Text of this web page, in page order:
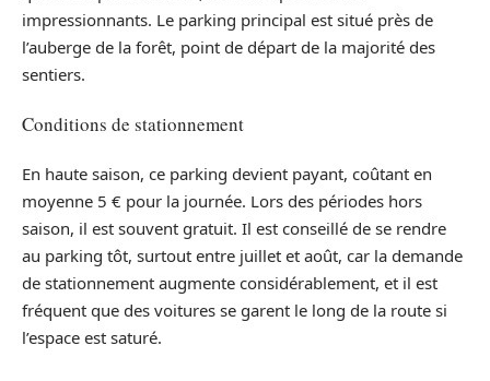
impressionnants. Le parking principal est situé près de
l’auberge de la forêt, point de départ de la majorité des
sentiers.
Conditions de stationnement
En haute saison, ce parking devient payant, coûtant en
moyenne 5 € pour la journée. Lors des périodes hors
saison, il est souvent gratuit. Il est conseillé de se rendre
au parking tôt, surtout entre juillet et août, car la demande
de stationnement augmente considérablement, et il est
fréquent que des voitures se garent le long de la route si
l’espace est saturé.